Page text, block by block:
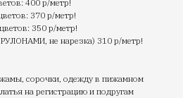
400 р/метр!
370 р/метр!
350 р/метр!
не нарезка) 310 р/метр!
сорочки, одежду в пижамном
на регистрацию и подругам